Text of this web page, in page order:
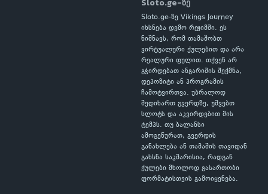
Sloto.ge-ზე
Sloto.ge-ზე Vikings Journey
იხსნება დემო რეჟიმში. ეს
ნიშნავს, რომ თამაშობთ
ვირტუალური ქულებით და არა
რეალური ფულით. თქვენ არ
გჭირდებათ ანგარიშის შექმნა,
დეპოზიტი ან პროგრამის
ჩამოტვირთვა. უბრალოდ
შედიხართ გვერდზე, უშვებთ
სლოტს და აკვირდებით მის
ტემპს. თუ ბალანსი
ამოგეწურათ, გვერდის
განახლება ან თამაშის თავიდან
გახსნა საკმარისია, რადგან
ქულები მხოლოდ გასართობი
ფორმატისთვის გამოიყენება.